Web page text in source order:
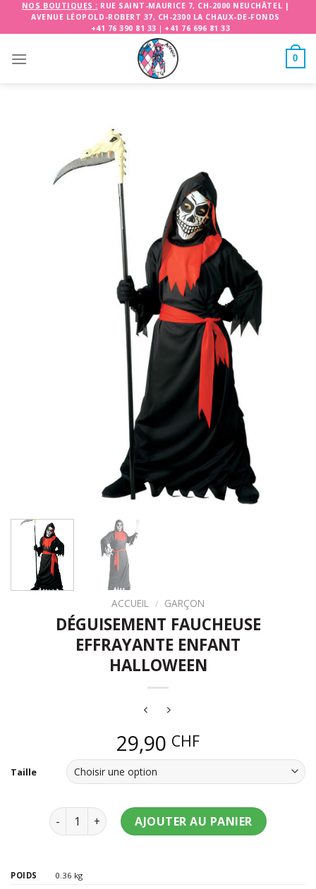
NOS BOUTIQUES : RUE SAINT-MAURICE 7, CH-2000 NEUCHÂTEL |
AVENUE LÉOPOLD-ROBERT 37, CH-2300 LA CHAUX-DE-FONDS
+41 76 390 81 33 | +41 76 696 81 33
0
ACCUEIL / GARÇON
DÉGUISEMENT FAUCHEUSE
EFFRAYANTE ENFANT
HALLOWEEN
29,90 CHF
Taille
quantité de Déguisement faucheuse effrayante
AJOUTER AU PANIER
POIDS
0.36 kg